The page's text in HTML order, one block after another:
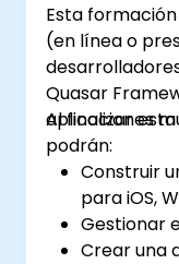
Esta
(en línea o
Quasar
aplicaciones
Al finalizar
podrán:
Construir
para iOS,
Gestionar
Crear una